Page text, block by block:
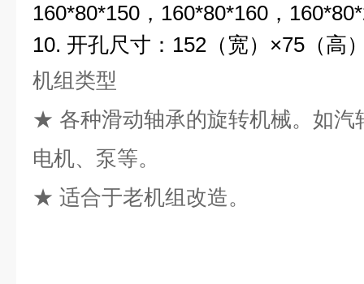
160*80*150，160*80*160，
10. 开孔尺寸： 152 （宽） ×75 （高
机组类型
★ 各种滑动轴承的旋转机械。如
电机、泵等。
★ 适合于老机组改造。